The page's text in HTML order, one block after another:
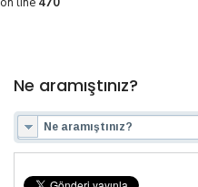
Ne aramıştınız?